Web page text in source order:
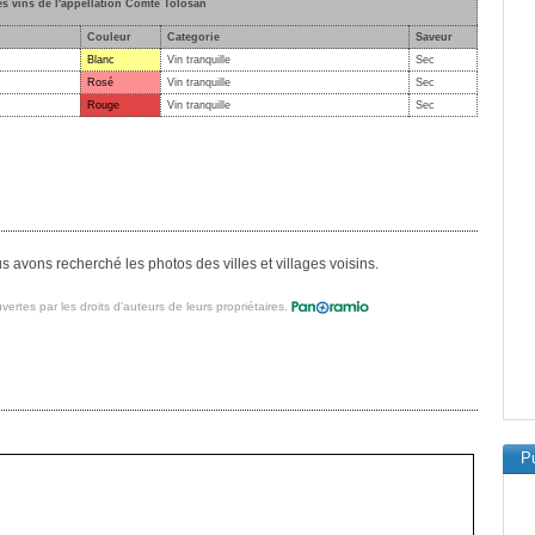
vins de l'appellation Comté Tolosan
Couleur Categorie
Saveur
Blanc
Vin tranquille
Sec
Rosé
Vin tranquille
Sec
Rouge
Vin tranquille Sec
avons recherché les photos des villes et villages voisins.
par les droits d'auteurs de leurs propriétaires.